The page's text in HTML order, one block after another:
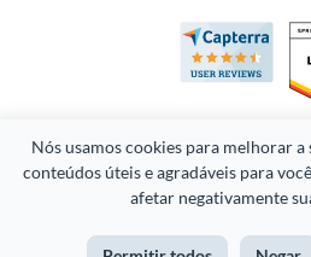
Nós usamos cookies para melhorar
conteúdos úteis e agradáveis para
afetar negativamente
Copyright 2026 Easy WebContent,